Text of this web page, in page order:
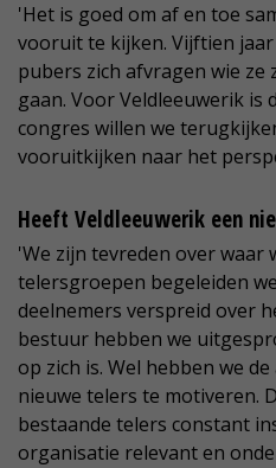
'Het is goed om af en toe
vooruit te kijken. Vijftien
pubers zich afvragen wie ze
gaan. Voor Veldleeuwerik is
congres willen we
vooruitkijken naar het
Heeft Veldleeuwerik een
'We zijn tevreden over waar
telersgroepen begeleiden
deelnemers verspreid over
bestuur hebben we
op zich is. Wel hebben we
nieuwe telers te motiveren.
bestaande telers constant
organisatie relevant en